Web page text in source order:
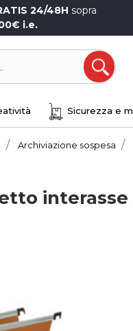
24/48H sopra
i.e.
Sicurezza e
Archiviazione sospesa